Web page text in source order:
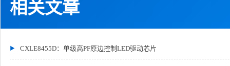
相关文章
CXLE8455D：单级高PF原边控制LED驱动芯片